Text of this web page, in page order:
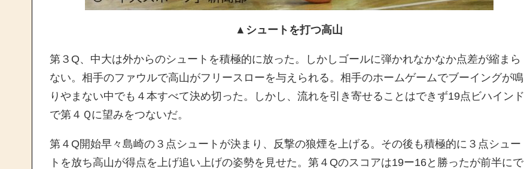
▲シュートを打つ高山
第３Q、中大は外からのシュートを積極的に放った。しかしゴールに弾かれなかなか点差が縮まら
ない。相手のファウルで高山がフリースローを与えられる。相手のホームゲームでブーイングが鳴
りやまない中でも４本すべて決め切った。しかし、流れを引き寄せることはできず19点ビハインド
で第４Ｑに望みをつないだ。
第４Q開始早々島崎の３点シュートが決まり、反撃の狼煙を上げる。その後も積極的に３点シュー
トを放ち高山が得点を上げ追い上げの姿勢を見せた。第４Qのスコアは19ー16と勝ったが前半にで